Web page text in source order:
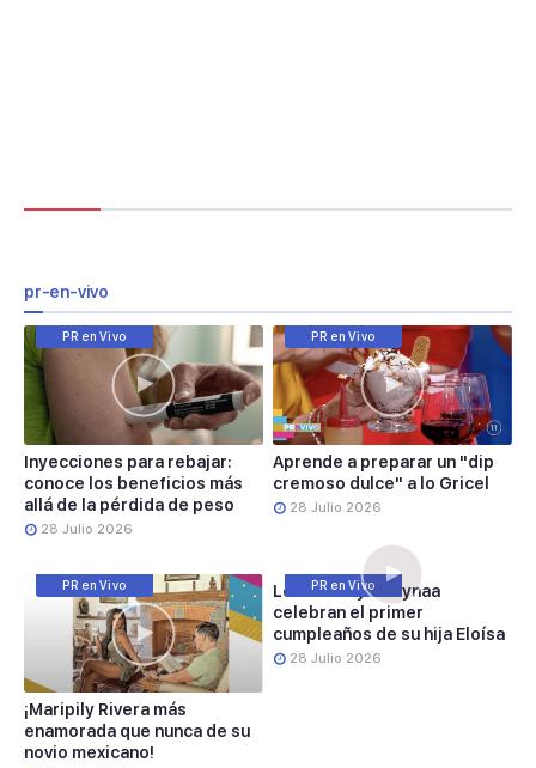
pr-en-vivo
PR en Vivo
Inyecciones para rebajar:
conoce los beneficios más
allá de la pérdida de peso
28 Julio 2026
PR en Vivo
Aprende a preparar un "dip
cremoso dulce" a lo Gricel
28 Julio 2026
PR en Vivo
¡Maripily Rivera más
enamorada que nunca de su
novio mexicano!
PR en Vivo
Lele Pons y Guaynaa
celebran el primer
cumpleaños de su hija Eloísa
28 Julio 2026